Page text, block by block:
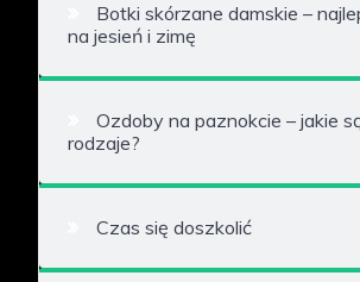
Botki skórzane damskie –
na jesień i zimę
Ozdoby na paznokcie – jakie
rodzaje?
Czas się doszkolić